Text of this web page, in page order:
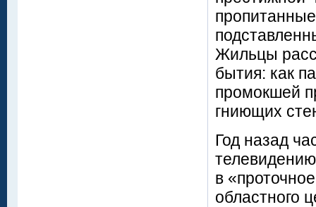
Жильцы
бытия: как
промокшей
гниющих
Год назад
в
областного